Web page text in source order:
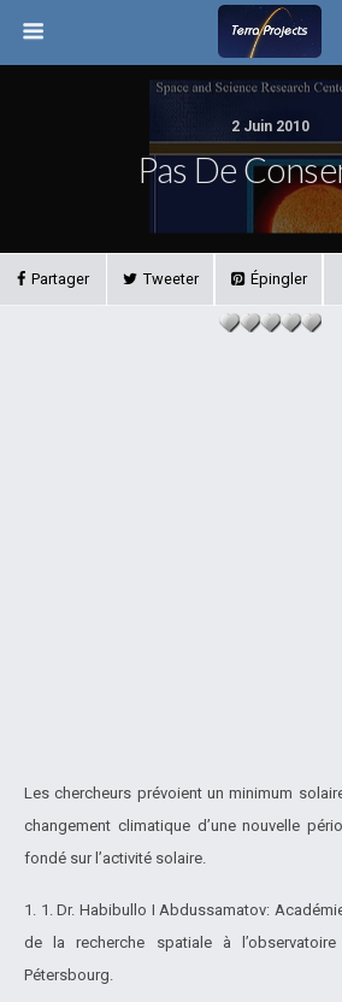
2 Juin 2010
Pas De
Partager Tweeter Épingler
Les chercheurs prévoient un minimum
changement climatique d’une nouvelle
fondé sur l’activité solaire.
1. 1. Dr. Habibullo I Abdussamatov:
de la recherche spatiale à
Pétersbourg.